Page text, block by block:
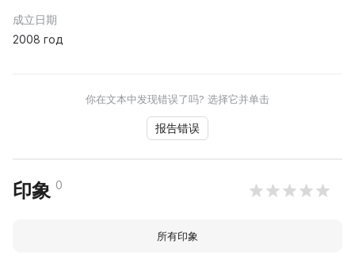
成立日期
2008 год
你在文本中发现错误了吗? 选择它并单击
报告错误
印象 0
所有印象